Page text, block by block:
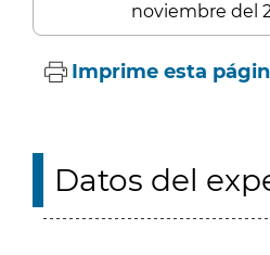
noviembre del
Imprime esta
Datos del